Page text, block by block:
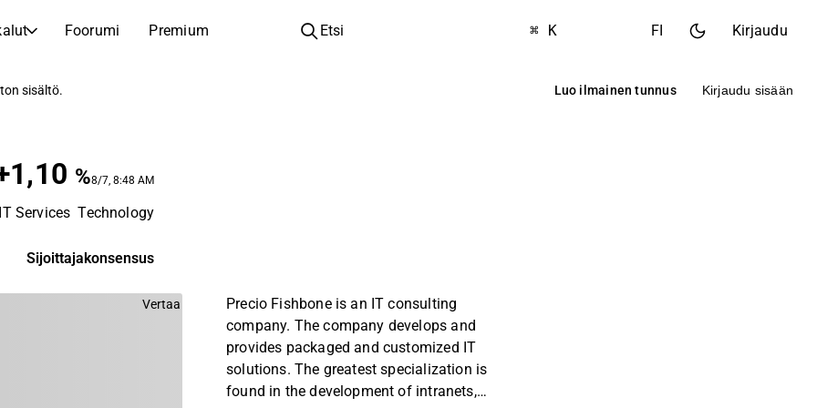
Foorumi Premium
YHTIÖT
Löydä osakkeita
Yhtiökokouskutsut
Yhtiökokousten päivämäärät ja osakkeenomistajatiedot
OPI SIJOITTAMISESTA
Sijoituskoulu
Etsi ⌘ K FI Kirjaudu
sisältö. Luo ilmainen tunnus Kirjaudu sisään
%8/7, 8:48 AM
IT Services Technology
Sijoittajakonsensus
Vertaa
Precio Fishbone is an IT consulting
company. The company develops and
provides packaged and customized IT
solutions. The greatest specialization is
found in the development of intranets,